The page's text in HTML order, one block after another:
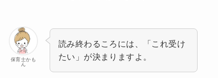
保育士かも
ん
読み終わるころには、「これ受け
たい」が決まりますよ。